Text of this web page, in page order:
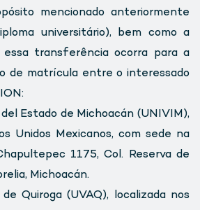
mencionado anteriormente
universitário), bem como a
essa transferência ocorra para a
de matrícula entre o interessado
Estado de Michoacán (UNIVIM),
Unidos Mexicanos, com sede na
1175, Col. Reserva de
Michoacán.
Quiroga (UVAQ), localizada nos